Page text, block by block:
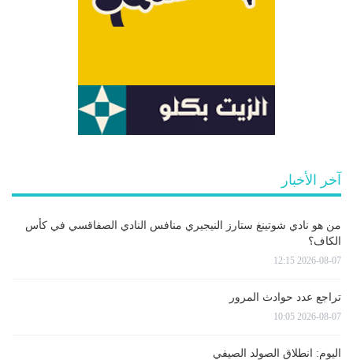
آخر الأخبار
من هو نادي شوتينغ ستارز النيجيري منافس النادي الصفاقسي في كأس
الكاف؟
2026-08-07 12:15
تراجع عدد حوادث المرور
2026-08-07 10:05
اليوم: انطلاق الصولد الصيفي